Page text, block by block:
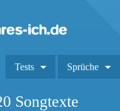
Tests Sprüche
Songtexte